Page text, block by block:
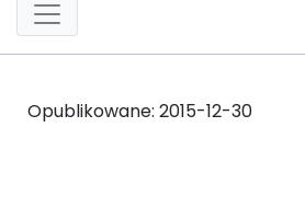
Opublikowane: 2015-12-30